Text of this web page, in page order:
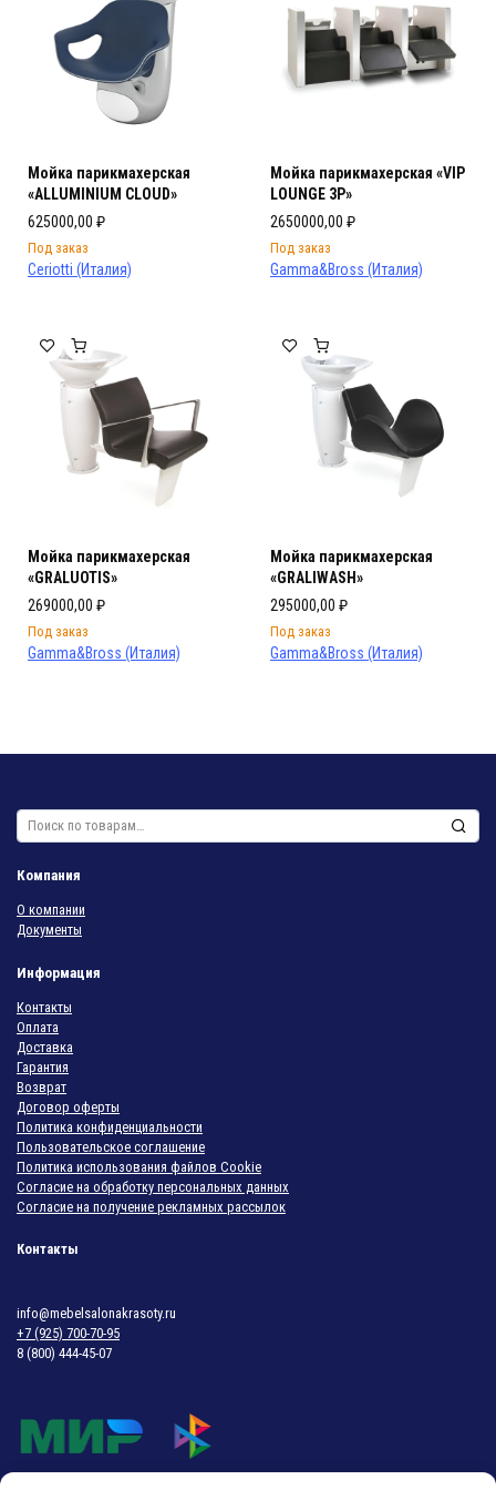
Мойка парикмахерская
«ALLUMINIUM CLOUD»
625000,00 ₽
Под заказ
Ceriotti (Италия)
Мойка парикмахерская «VIP
LOUNGE 3P»
2650000,00 ₽
Под заказ
Gamma&Bross (Италия)
Мойка парикмахерская
«GRALUOTIS»
269000,00 ₽
Под заказ
Gamma&Bross (Италия)
Мойка парикмахерская
«GRALIWASH»
295000,00 ₽
Под заказ
Gamma&Bross (Италия)
Искать:
Компания
О компании
Документы
Информация
Контакты
Оплата
Доставка
Гарантия
Возврат
Договор оферты
Политика конфиденциальности
Пользовательское соглашение
Политика использования файлов Cookie
Согласие на обработку персональных данных
Согласие на получение рекламных рассылок
Контакты
info@mebelsalonakrasoty.ru
+7 (925) 700-70-95
8 (800) 444-45-07